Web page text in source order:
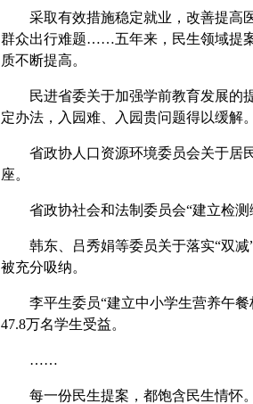
采取有效措施稳定就业，改善提高医
群众出行难题……五年来，民生领域提
质不断提高。
民进省委关于加强学前教育发展的提
定办法，入园难、入园贵问题得以缓解。
省政协人口资源环境委员会关于居民
座。
省政协社会和法制委员会“建立检测
韩东、吕秀娟等委员关于落实“双减”
被充分吸纳。
李平生委员“建立中小学生营养午餐
47.8万名学生受益。
……
每一份民生提案，都饱含民生情怀。